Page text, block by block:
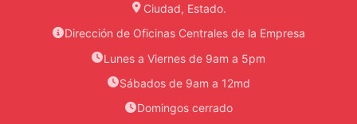
Ciudad, Estado.
Dirección de Oficinas Centrales de la Empresa
Lunes a Viernes de 9am a 5pm
Sábados de 9am a 12md
Domingos cerrado